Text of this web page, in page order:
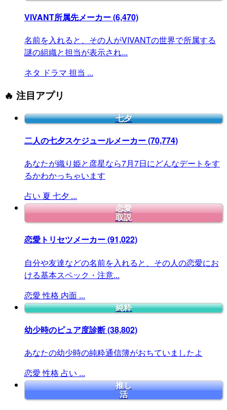
VIVANT所属先メーカー(6,470)
名前を入れると、その人がVIVANTの世界で所属する
謎の組織と担当が表示され...
ネタ ドラマ 担当 ...
🔥 注目アプリ
七夕
二人の七夕スケジュールメーカー(70,774)
あなたが織り姫と彦星なら7月7日にどんなデートをす
るかわかっちゃいます
占い 夏 七夕 ...
恋愛
取説
恋愛トリセツメーカー(91,022)
自分や友達などの名前を入れると、その人の恋愛にお
ける基本スペック・注意...
恋愛 性格 内面 ...
純粋
幼少時のピュア度診断(38,802)
あなたの幼少時の純粋通信簿がおちていましたよ
恋愛 性格 占い ...
推し
活